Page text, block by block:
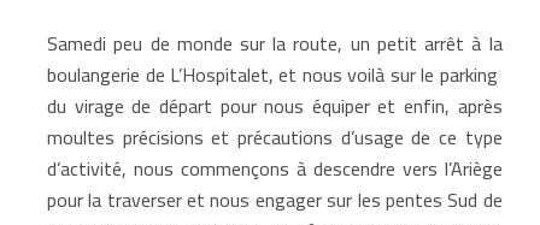
Samedi peu de monde sur la route, un petit arrêt à la
boulangerie de L’Hospitalet, et nous voilà sur le parking
du virage de départ pour nous équiper et enfin, après
moultes précisions et précautions d’usage de ce type
d’activité, nous commençons à descendre vers l’Ariège
pour la traverser et nous engager sur les pentes Sud de